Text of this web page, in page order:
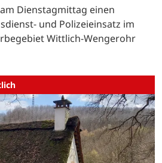
Dienstagmittag einen
und Polizeieinsatz im
Wittlich-Wengerohr